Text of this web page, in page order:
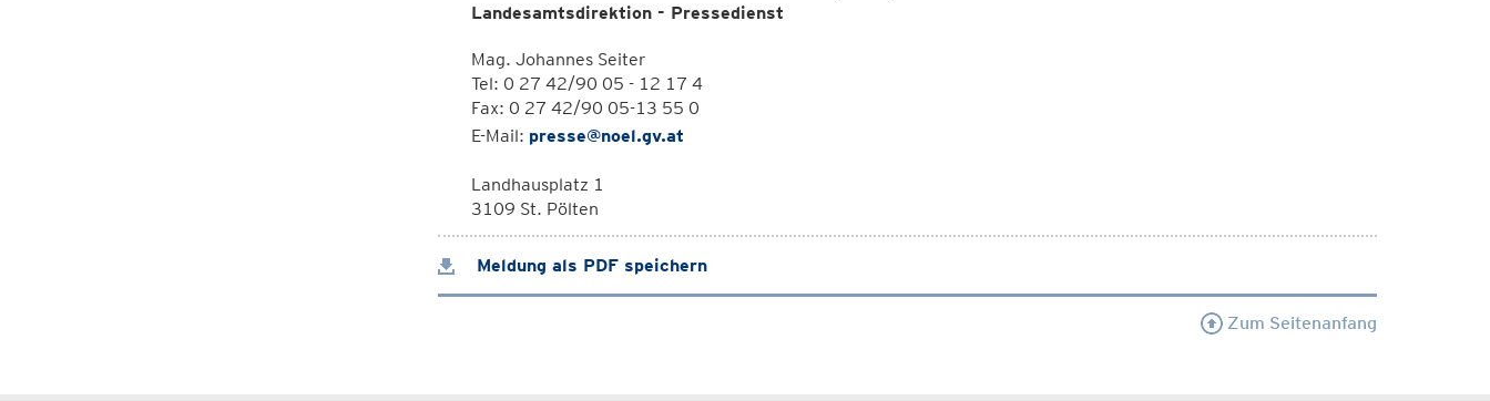
Landesamtsdirektion - Pressedienst
Mag. Johannes Seiter
Tel: 0 27 42/90 05 - 12 17 4
Fax: 0 27 42/90 05-13 55 0
E-Mail: presse@noel.gv.at
Landhausplatz 1
3109 St. Pölten
Meldung als PDF speichern
Zum Seitenanfang